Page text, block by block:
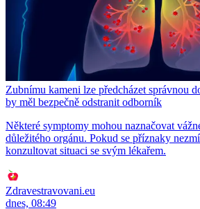
Zubnímu kameni lze předcházet správnou
by měl bezpečně odstranit odborník
Některé symptomy mohou naznačovat
důležitého orgánu. Pokud se příznaky
konzultovat situaci se svým lékařem.
Zdravestravovani.eu
dnes, 08:49